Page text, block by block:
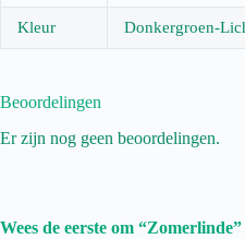
Kleur Donkergroen-
Beoordelingen
Er zijn nog geen beoordelingen.
Wees de eerste om